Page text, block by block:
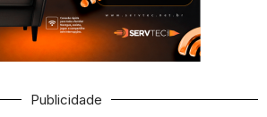
Publicidade